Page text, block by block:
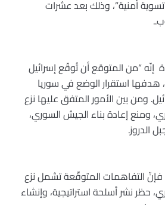
‏أمنية”، وذلك بعد عشرات
إنّه “من المتوقع أن تُوقّع إسرائيل
هدفها استقرار الوضع في سوريا
‏ومن بين الأمور المتفق عليها نزع
ومنع ‏إعادة بناء الجيش السوري،
الدروز.
فإنّ التفاهمات المتوقّعة تشمل نزع
حظر نشر أسلحة استراتيجية، وإنشاء